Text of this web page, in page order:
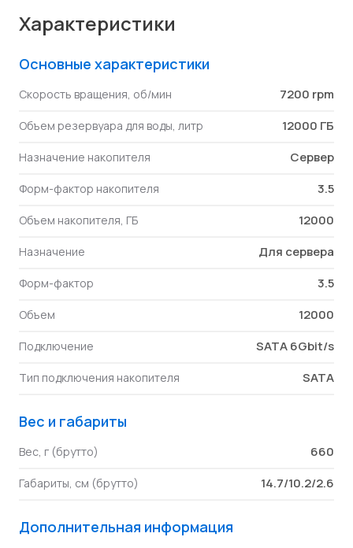
Характеристики
Основные характеристики
Скорость вращения, об/мин 7200 rpm
Объем резервуара для воды, литр 12000 ГБ
Назначение накопителя Сервер
Форм-фактор накопителя 3.5
Объем накопителя, ГБ 12000
Назначение Для сервера
Форм-фактор 3.5
Объем 12000
Подключение SATA 6Gbit/s
Тип подключения накопителя SATA
Вес и габариты
Вес, г (брутто) 660
Габариты, см (брутто) 14.7/10.2/2.6
Дополнительная информация